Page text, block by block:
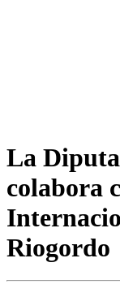
La
colabora
Riogordo